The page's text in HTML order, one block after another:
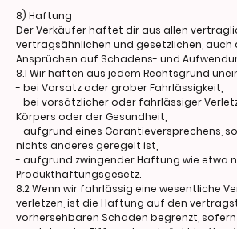
8) Haftung
Der Verkäufer haftet dir aus allen
vertragsähnlichen und gesetzlichen, auch
Ansprüchen auf Schadens- und
8.1 Wir haften aus jedem Rechtsgrund
- bei Vorsatz oder grober Fahrlässigkeit,
- bei vorsätzlicher oder fahrlässiger
Körpers oder der Gesundheit,
- aufgrund eines Garantieversprechens,
nichts anderes geregelt ist,
- aufgrund zwingender Haftung wie etwa
Produkthaftungsgesetz.
8.2 Wenn wir fahrlässig eine wesentliche
verletzen, ist die Haftung auf den
vorhersehbaren Schaden begrenzt,